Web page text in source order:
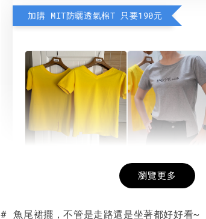
加購 MIT防曬透氣棉T 只要190元
希望相隨雙面T
瀏覽更多
# 魚尾裙擺，不管是走路還是坐著都好好看~